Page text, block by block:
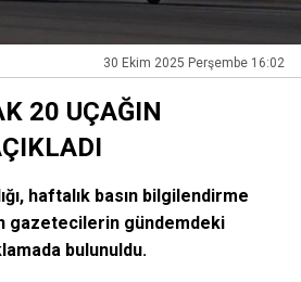
30 Ekim 2025 Perşembe 16:02
20 UÇAĞIN
haftalık basın bilgilendirme
gazetecilerin gündemdeki
bulunuldu.